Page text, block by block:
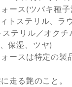
ース(ツバキ種子
トステリル、ラ
ステリル／オクチ
保湿、ツヤ)
ースは特定の製
走る艶のこと。